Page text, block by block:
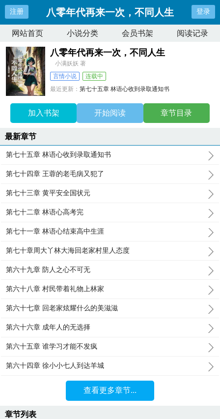
注册 八零年代再来一次，不同人生 登录
网站首页 小说分类 会员书架 阅读记录
八零年代再来一次，不同人生
小满妖妖 著
言情小说
连载中
最近更新：第七十五章 林语心收到录取通知书
加入书架 开始阅读 章节目录
最新章节
第七十五章 林语心收到录取通知书
第七十四章 王蓉的老毛病又犯了
第七十三章 黄平安全国状元
第七十二章 林语心高考完
第七十一章 林语心结束高中生涯
第七十章周大丫林大海回老家村里人态度
第六十九章 防人之心不可无
第六十八章 村民带着礼物上林家
第六十七章 回老家炫耀什么的美滋滋
第六十六章 成年人的无选择
第六十五章 谁学习才能不发疯
第六十四章 徐小小七人到达羊城
查看更多章节...
章节列表